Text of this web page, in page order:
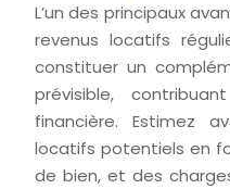
L’un des principaux
revenus locatifs
constituer un
prévisible,
financière. Estimez
locatifs potentiels en
de bien, et des